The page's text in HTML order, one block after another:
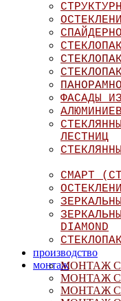
ФАСАДЫ
ЛЕСТНИЦ
СМАРТ
DIAMOND
производство
монтажМОНТАЖ
МОНТАЖ
МОНТАЖ